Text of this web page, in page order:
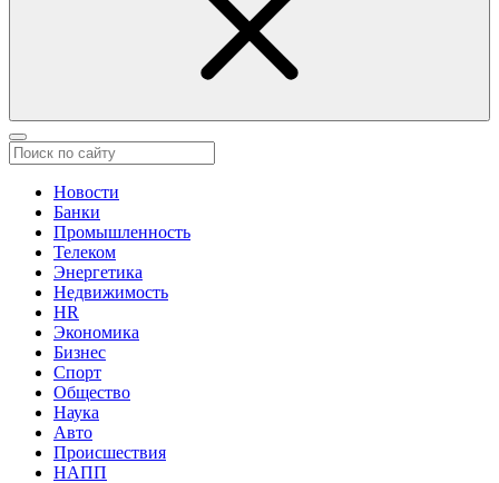
Новости
Банки
Промышленность
Телеком
Энергетика
Недвижимость
HR
Экономика
Бизнес
Спорт
Общество
Наука
Авто
Происшествия
НАПП